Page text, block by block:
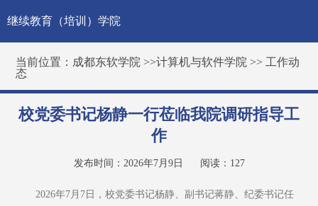
继续教育（培训）学院
当前位置： 成都东软学院 >>计算机与软件学院 >> 工作动
态
校党委书记杨静一行莅临我院调研指导工
作
发布时间：2026年7月9日 阅读： 127
2026年7月7日，校党委书记杨静、副书记蒋静、纪委书记任